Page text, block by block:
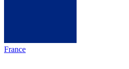
France